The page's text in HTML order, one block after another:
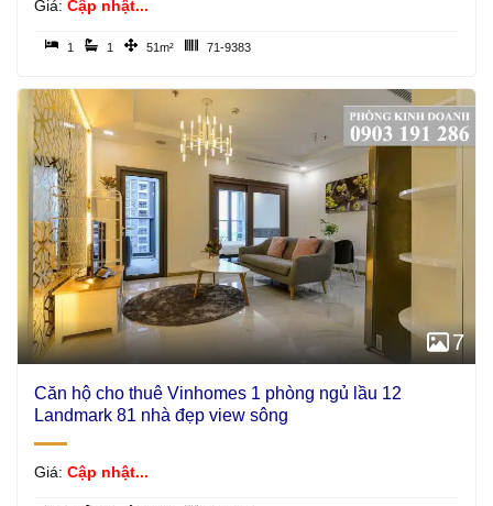
Giá: Cập nhật...
1 1 51m² 71-9383
7
Căn hộ cho thuê Vinhomes 1 phòng ngủ lầu 12
Landmark 81 nhà đẹp view sông
Giá: Cập nhật...